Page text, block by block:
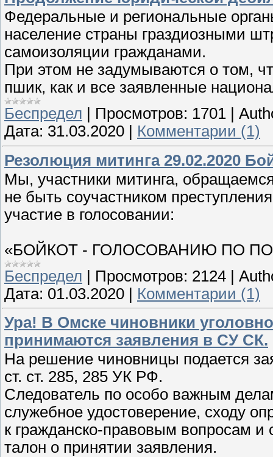
Федеральные и региональные
население страны граздиозными
самоизоляции гражданами.
При этом не задумываются о том,
пшик, как и все заявленные
Беспредел
Просмотров: 1701
Дата: 31.03.2020
Комментарии (1)
Резолюция митинга 29.02.2020
Мы, участники митинга,
не быть соучастником
участие в голосовании:
«БОЙКОТ - ГОЛОСОВАНИЮ ПО
Беспредел
Просмотров: 2124
Дата: 01.03.2020
Комментарии (1)
Ура! В Омске чиновники
принимаются заявления в СУ СК.
На решение чиновницы подается
ст. ст. 285, 285 УК РФ.
Следователь по особо важным
служебное удостоверение, сходу
к гражданско-правовым вопросам и
талон о принятии заявления.